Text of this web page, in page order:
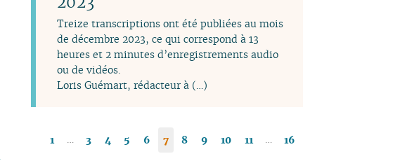
Treize transcriptions ont été publiées au mois
de décembre 2023, ce qui correspond à 13
heures et 2 minutes d’enregistrements audio
ou de vidéos.
Loris Guémart, rédacteur à (…)
1 … 3 4 5 6 7 8 9 10 11 … 16